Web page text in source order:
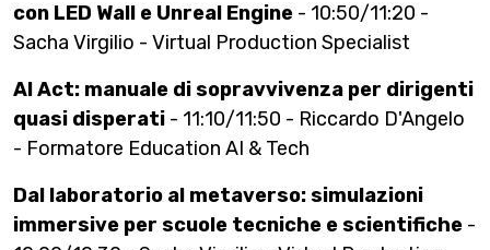
con LED Wall e Unreal Engine - 10:50/11:20 -
Sacha Virgilio - Virtual Production Specialist
AI Act: manuale di sopravvivenza per dirigenti
quasi disperati - 11:10/11:50 - Riccardo D'Angelo
- Formatore Education AI & Tech
Dal laboratorio al metaverso: simulazioni
immersive per scuole tecniche e scientifiche -